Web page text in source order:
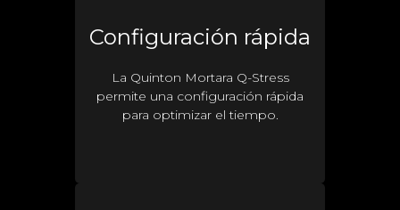
Configuración rápida
La Quinton Mortara Q-Stress
permite una configuración rápida
para optimizar el tiempo.